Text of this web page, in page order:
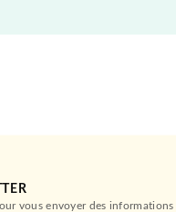
vous envoyer des informations